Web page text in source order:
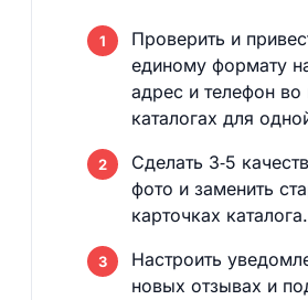
Проверить и
единому формату
адрес и телефон во
каталогах для
Сделать 3‑5
фото и заменить
карточках каталога.
Настроить
новых отзывах и